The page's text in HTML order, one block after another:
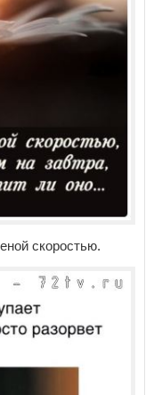
скоростью.